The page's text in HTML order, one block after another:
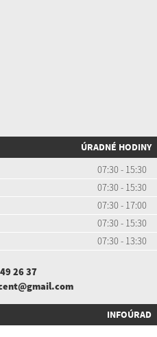
ÚRADNÉ HODINY
07:30 - 15:30
07:30 - 15:30
07:30 - 17:00
07:30 - 15:30
07:30 - 13:30
26 37
INFOÚRAD